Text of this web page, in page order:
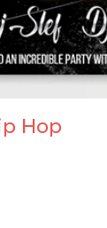
Hop